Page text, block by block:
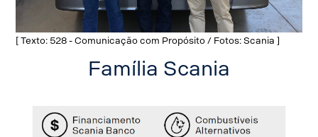
[ Texto: 528 - Comunicação com Propósito / Fotos: Scania ]
Família Scania